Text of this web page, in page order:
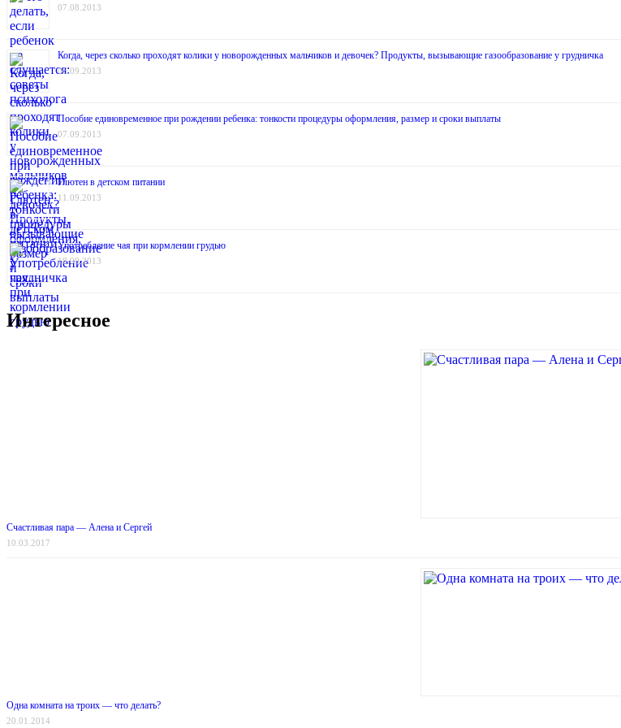
07.08.2013
Когда, через сколько проходят колики у новорожденных мальчиков и девочек? Продукты, вызывающие газообразование у грудничка
06.09.2013
Пособие единовременное при рождении ребенка: тонкости процедуры оформления, размер и сроки выплаты
07.09.2013
Глютен в детском питании
11.09.2013
Употребление чая при кормлении грудью
18.09.2013
Интересное
Счастливая пара — Алена и Сергей
10.03.2017
Одна комната на троих — что делать?
20.01.2014